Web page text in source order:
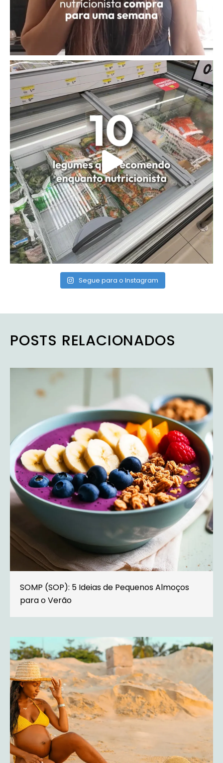
Segue para o Instagram
POSTS RELACIONADOS
SOMP (SOP): 5 Ideias de Pequenos Almoços
para o Verão